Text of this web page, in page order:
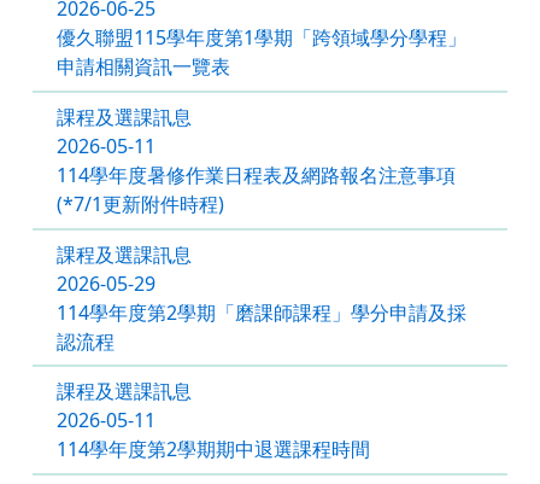
2026-06-25
優久聯盟115學年度第1學期「跨領域學分學程」
申請相關資訊一覽表
課程及選課訊息
2026-05-11
114學年度暑修作業日程表及網路報名注意事項
(*7/1更新附件時程)
課程及選課訊息
2026-05-29
114學年度第2學期「磨課師課程」學分申請及採
認流程
課程及選課訊息
2026-05-11
114學年度第2學期期中退選課程時間